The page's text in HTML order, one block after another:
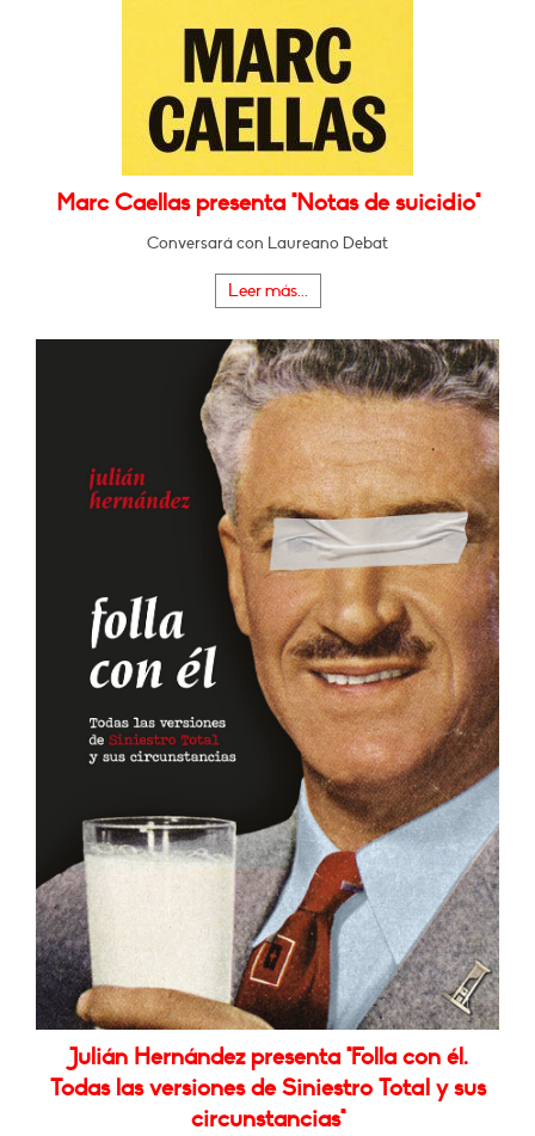
Marc Caellas presenta "Notas de suicidio"
Conversará con Laureano Debat
Leer más...
Julián Hernández presenta "Folla con él.
Todas las versiones de Siniestro Total y sus
circunstancias"